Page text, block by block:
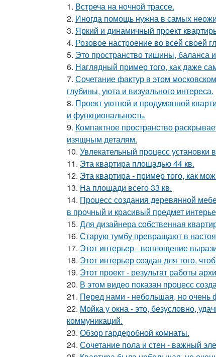
1. Встреча на ночной трассе.
2. Иногда помощь нужна в самых
3. Яркий и динамичный проект
4. Розовое настроение во всей своей
5. Это пространство тишины, баланса
6. Наглядный пример того, как даже
7. Сочетание фактур в этом
глубины, уюта и визуального интереса.
8. Проект уютной и продуманной
и функциональность.
9. Компактное пространство
изящным деталям.
10. Увлекательный процесс установки
11. Эта квартира площадью 44 кв.
12. Эта квартира - пример того, как
13. На площади всего 33 кв.
14. Процесс создания деревянной
в прочный и красивый предмет
15. Для дизайнера собственная
16. Старую тумбу превращают в
17. Этот интерьер - воплощение
18. Этот интерьер создан для того,
19. Этот проект - результат работы
20. В этом видео показан процесс
21. Перед нами - небольшая, но очень
22. Мойка у окна - это, безусловно,
коммуникаций.
23. Обзор гардеробной комнаты.
24. Сочетание пола и стен - важный